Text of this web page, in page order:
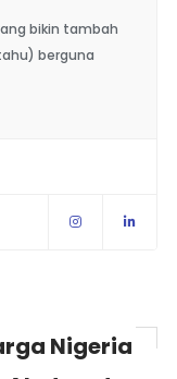
bikin tambah
berguna
Nigeria